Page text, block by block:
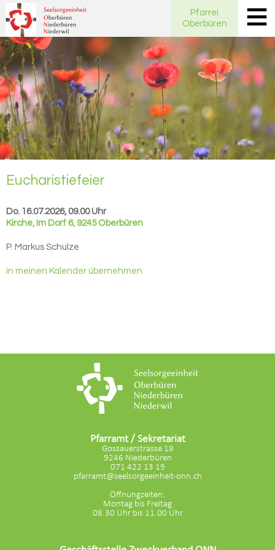
Pfarrei
Oberbüren
Eu­cha­ris­tie­fei­er
Do. 16.07.2026, 09.00 Uhr
Kirche, Im Dorf 6, 9245 Oberbüren
P. Markus Schulze
in meinen Kalender übernehmen
Pfarramt / Sekretariat
Gossauerstrasse 18
9246 Niederbüren
071 422 13 19
pfarramt@seelsorgeeinheit-onn.ch
Öffnungzeiten:
Montag bis Freitag
08.30 Uhr bis 11.00 Uhr